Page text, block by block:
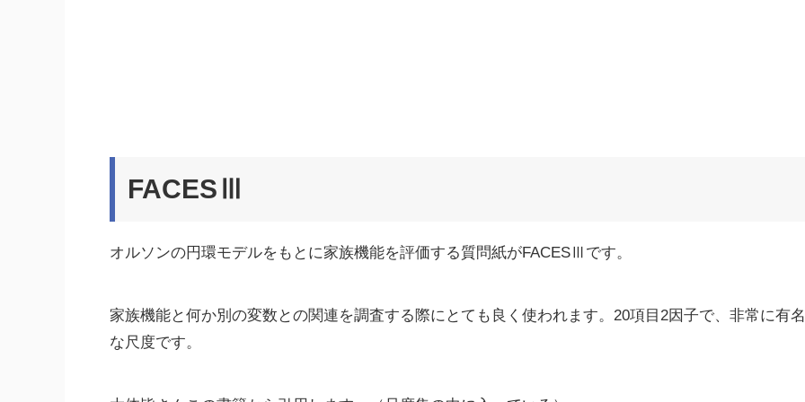
FACESⅢ
オルソンの円環モデルをもとに家族機能を評価する質問紙がFACESⅢです。
家族機能と何か別の変数との関連を調査する際にとても良く使われます。20項目2因子で、非常に有名
な尺度です。